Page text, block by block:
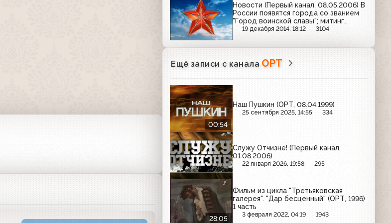
Новости (Первый канал, 08.05.2006) В
России появятся города со званием
"Город воинской славы"; митинг
памяти Ахмата Кадырова в Грозном
19 декабря 2014, 18:12 3104
Ещё записи с канала ОРТ
00:54
Наш Пушкин (ОРТ, 08.04.1999)
25 сентября 2025, 14:55 334
Служу Отчизне! (Первый канал,
01.08.2006)
22 января 2026, 19:58 295
28:05
Фильм из цикла "Третьяковская
галерея". "Дар бесценный" (ОРТ, 1996)
1 часть
3 февраля 2022, 04:19 1943